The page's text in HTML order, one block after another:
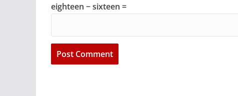
eighteen − sixteen =